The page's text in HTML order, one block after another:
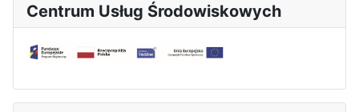
Centrum Usług Środowiskowych